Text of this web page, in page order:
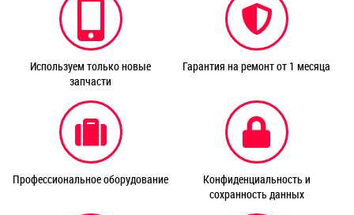
Используем только новые
запчасти
Гарантия на ремонт от 1 месяца
Профессиональное оборудование
Конфиденциальность и
сохранность данных